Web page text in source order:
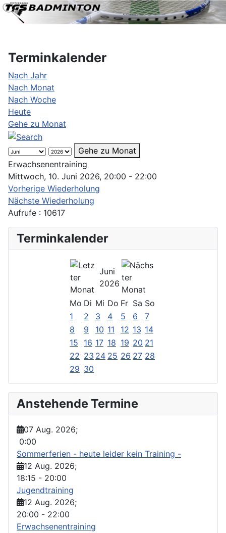
Terminkalender
Nach Jahr
Nach Monat
Nach Woche
Heute
Gehe zu Monat
Gehe zu Monat
Erwachsenentraining
Mittwoch, 10. Juni 2026, 20:00 - 22:00
Vorherige Wiederholung
Nächste Wiederholung
Aufrufe : 10617
Terminkalender
Juni
2026
Mo Di Mi Do Fr Sa So
1
2 3 4 5 6
7
8
9 10 11 12 13 14
15
16 17 18 19 20 21
22 23 24 25 26 27 28
29 30
Anstehende Termine
07 Aug. 2026;
0:00
Sommerferien - heute leider kein Training -
12 Aug. 2026;
18:15 - 20:00
Jugendtraining
12 Aug. 2026;
20:00 - 22:00
Erwachsenentraining